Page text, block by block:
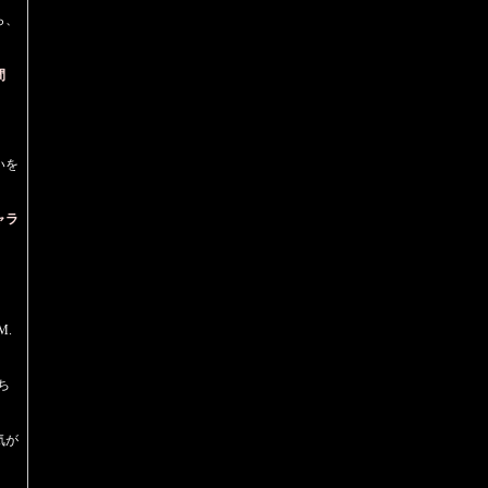
を
ラ
が